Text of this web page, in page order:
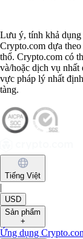
Lưu ý, tính khả dụng
Crypto.com dựa
thổ. Crypto.com có
và/hoặc dịch vụ
vực pháp lý nhất
tàng.
Tiếng Việt
|
USD
Sản phẩm
+
Ứng dụng